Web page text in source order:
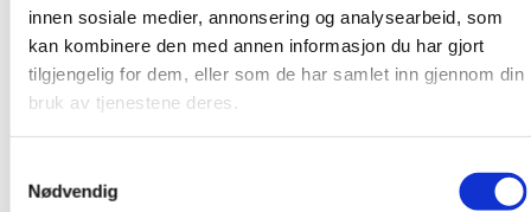
innen sosiale medier, annonsering og analysearbeid, som
kan kombinere den med annen informasjon du har gjort
tilgjengelig for dem, eller som de har samlet inn gjennom din
bruk av tjenestene deres.
Nødvendig
Kontakt